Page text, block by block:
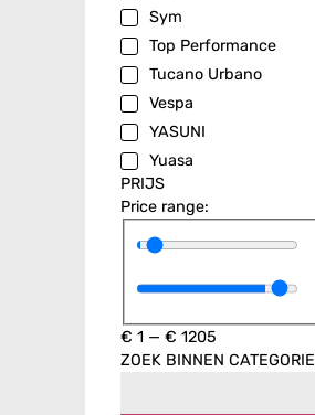
Sym
Top Performance
Tucano Urbano
Vespa
YASUNI
Yuasa
PRIJS
Price range:
€ 1 — € 1205
ZOEK BINNEN CATEGORIE